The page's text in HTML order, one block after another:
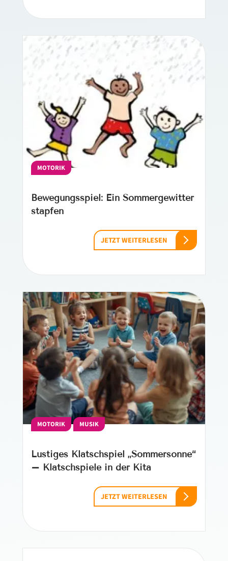
MOTORIK
Bewegungsspiel: Ein Sommergewitter
stapfen
JETZT WEITERLESEN
MOTORIK MUSIK
Lustiges Klatschspiel „Sommersonne“
– Klatschspiele in der Kita
JETZT WEITERLESEN